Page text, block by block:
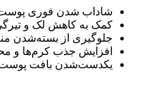
شاداب شدن فوری
کمک به کاهش لک و
جلوگیری از بسته‌شدن
افزایش جذب کرم‌ها و
یکدست‌شدن بافت